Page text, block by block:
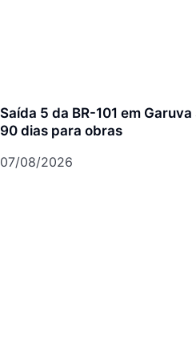
Saída 5 da BR-101 em
90 dias para obras
07/08/2026